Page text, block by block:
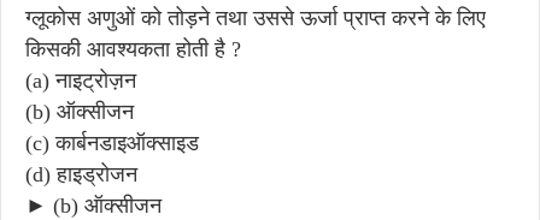
ग्लूकोस अणुओं को तोड़ने तथा उससे ऊर्जा प्राप्त करने के लिए
किसकी आवश्यकता होती है ?
(a) नाइट्रोज़न
(b) ऑक्सीजन
(c) कार्बनडाइऑक्साइड
(d) हाइड्रोजन
► (b) ऑक्सीजन